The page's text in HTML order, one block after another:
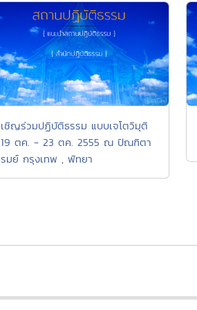
เชิญร่วมปฏิบัติธรรม แบบเจโตวิมุติ
19 ตค. - 23 ตค. 2555 ณ ปัณฑิตา
รมย์ กรุงเทพ , พัทยา